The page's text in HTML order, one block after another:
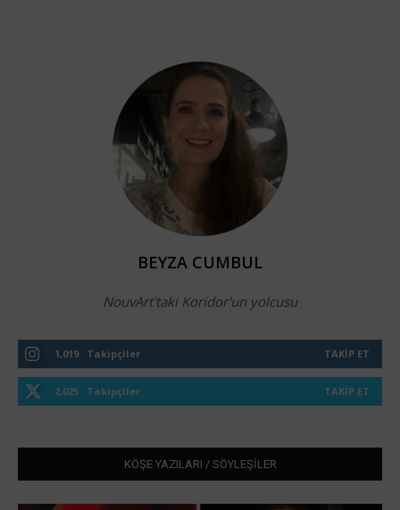
BEYZA CUMBUL
NouvArt'taki Koridor'un yolcusu
1,019 Takipçiler TAKIP ET
2,025 Takipçiler TAKIP ET
KÖŞE YAZILARI / SÖYLEŞİLER